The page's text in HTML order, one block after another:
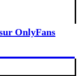
OnlyFans